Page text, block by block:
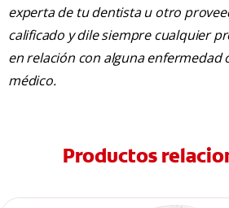
experta de tu dentista u otro
calificado y dile siempre cualquier
en relación con alguna enfermedad
médico.
Productos